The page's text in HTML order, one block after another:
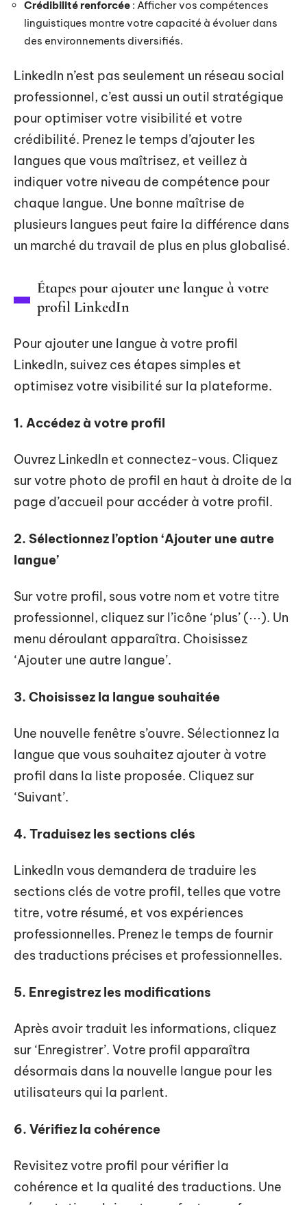
Crédibilité renforcée : Afficher vos compétences
linguistiques montre votre capacité à évoluer dans
des environnements diversifiés.
LinkedIn n’est pas seulement un réseau social
professionnel, c’est aussi un outil stratégique
pour optimiser votre visibilité et votre
crédibilité. Prenez le temps d’ajouter les
langues que vous maîtrisez, et veillez à
indiquer votre niveau de compétence pour
chaque langue. Une bonne maîtrise de
plusieurs langues peut faire la différence dans
un marché du travail de plus en plus globalisé.
Étapes pour ajouter une langue à votre
profil LinkedIn
Pour ajouter une langue à votre profil
LinkedIn, suivez ces étapes simples et
optimisez votre visibilité sur la plateforme.
1. Accédez à votre profil
Ouvrez LinkedIn et connectez-vous. Cliquez
sur votre photo de profil en haut à droite de la
page d’accueil pour accéder à votre profil.
2. Sélectionnez l’option ‘Ajouter une autre
langue’
Sur votre profil, sous votre nom et votre titre
professionnel, cliquez sur l’icône ‘plus’ (⋯). Un
menu déroulant apparaîtra. Choisissez
‘Ajouter une autre langue’.
3. Choisissez la langue souhaitée
Une nouvelle fenêtre s’ouvre. Sélectionnez la
langue que vous souhaitez ajouter à votre
profil dans la liste proposée. Cliquez sur
‘Suivant’.
4. Traduisez les sections clés
LinkedIn vous demandera de traduire les
sections clés de votre profil, telles que votre
titre, votre résumé, et vos expériences
professionnelles. Prenez le temps de fournir
des traductions précises et professionnelles.
5. Enregistrez les modifications
Après avoir traduit les informations, cliquez
sur ‘Enregistrer’. Votre profil apparaîtra
désormais dans la nouvelle langue pour les
utilisateurs qui la parlent.
6. Vérifiez la cohérence
Revisitez votre profil pour vérifier la
cohérence et la qualité des traductions. Une